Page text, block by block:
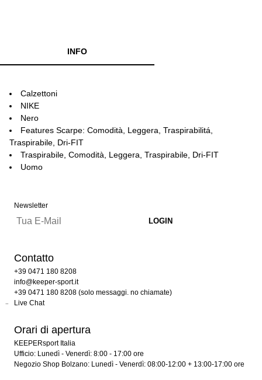
INFO
Calzettoni
NIKE
Nero
Features Scarpe: Comodità, Leggera, Traspirabilitá,
Traspirabile, Dri-FIT
Traspirabile, Comodità, Leggera, Traspirabile, Dri-FIT
Uomo
Newsletter
Contatto
+39 0471 180 8208
info@keeper-sport.it
+39 0471 180 8208 (solo messaggi. no chiamate)
Live Chat
Orari di apertura
KEEPERsport Italia
Ufficio: Lunedì - Venerdì: 8:00 - 17:00 ore
Negozio Shop Bolzano: Lunedì - Venerdì: 08:00-12:00 + 13:00-17:00 ore